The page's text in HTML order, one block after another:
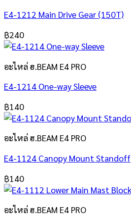
E4-1212 Main Drive Gear (150T)
฿240
อะไหล่ ฮ.BEAM E4 PRO
E4-1214 One-way Sleeve
฿140
อะไหล่ ฮ.BEAM E4 PRO
E4-1124 Canopy Mount Standoff
฿140
อะไหล่ ฮ.BEAM E4 PRO